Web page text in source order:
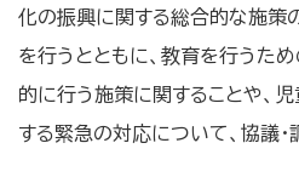
化の振興に関する総合的な施策
を行うとともに、教育を行うた
的に行う施策に関することや、
する緊急の対応について、協議・